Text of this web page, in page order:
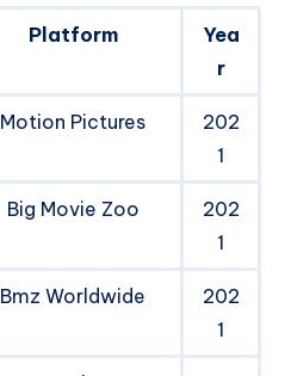
Platform
Yea
r
Motion Pictures
202
1
Big Movie Zoo
202
1
Bmz Worldwide
202
1